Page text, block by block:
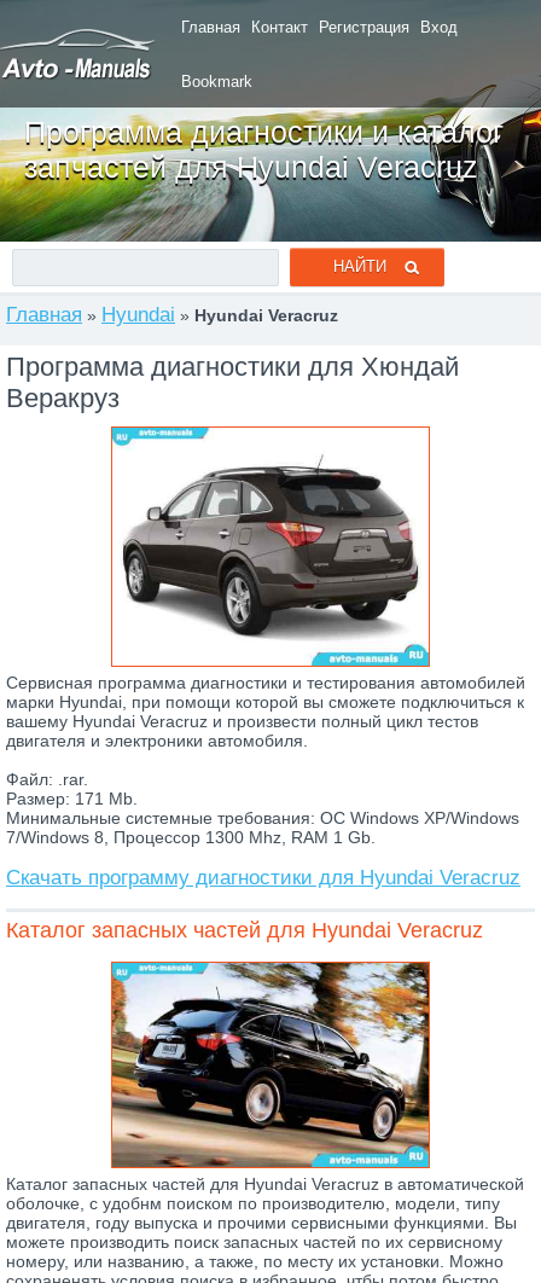
Главная Контакт Регистрация Вход
Bookmark
Программа диагностики и каталог
запчастей для Hyundai Veracruz
Главная » Hyundai » Hyundai Veracruz
Программа диагностики для Хюндай
Веракруз
Сервисная программа диагностики и тестирования автомобилей
марки Hyundai, при помощи которой вы сможете подключиться к
вашему Hyundai Veracruz и произвести полный цикл тестов
двигателя и электроники автомобиля.
Файл: .rar.
Размер: 171 Mb.
Минимальные системные требования: ОС Windows XP/Windows
7/Windows 8, Процессор 1300 Mhz, RAM 1 Gb.
Скачать программу диагностики для Hyundai Veracruz
Каталог запасных частей для Hyundai Veracruz
Каталог запасных частей для Hyundai Veracruz в автоматической
оболочке, с удобнм поиском по производителю, модели, типу
двигателя, году выпуска и прочими сервисными функциями. Вы
можете производить поиск запасных частей по их сервисному
номеру, или названию, а также, по месту их установки. Можно